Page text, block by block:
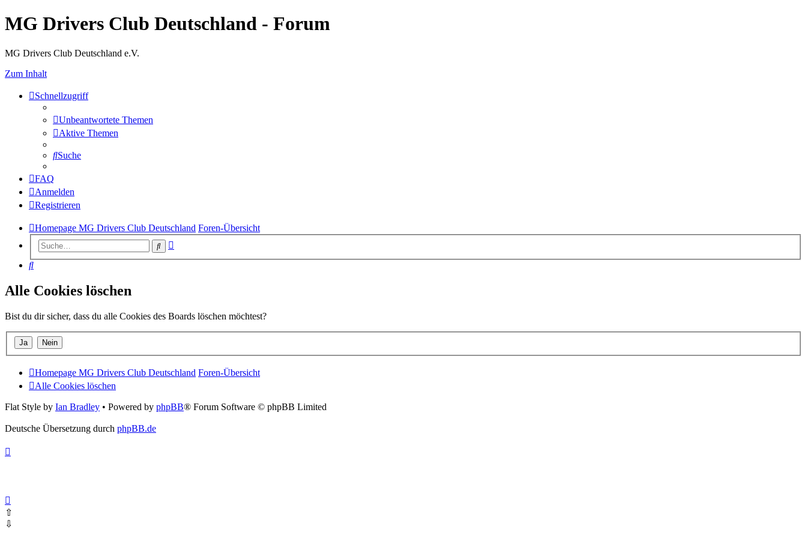
MG Drivers Club Deutschland - Forum
MG Drivers Club Deutschland e.V.
Zum Inhalt
Schnellzugriff
Unbeantwortete Themen
Aktive Themen
Suche
FAQ
Anmelden
Registrieren
Homepage MG Drivers Club Deutschland Foren-Übersicht
Suche
Suche
Alle Cookies löschen
Bist du dir sicher, dass du alle Cookies des Boards löschen möchtest?
Homepage MG Drivers Club Deutschland Foren-Übersicht
Alle Cookies löschen
Flat Style by Ian Bradley • Powered by phpBB® Forum Software © phpBB Limited
Deutsche Übersetzung durch phpBB.de
⇧
⇩